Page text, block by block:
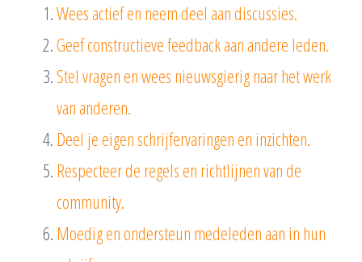
Wees actief en neem deel aan discussies.
Geef constructieve feedback aan andere leden.
Stel vragen en wees nieuwsgierig naar het werk
van anderen.
Deel je eigen schrijfervaringen en inzichten.
Respecteer de regels en richtlijnen van de
community.
Moedig en ondersteun medeleden aan in hun